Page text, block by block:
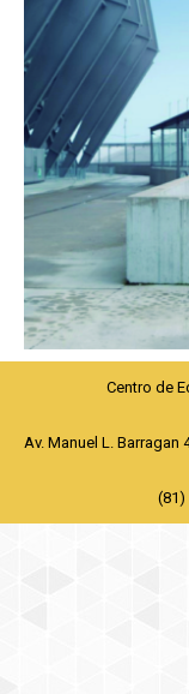
Centro de
Av. Manuel L. Barragan
(81)